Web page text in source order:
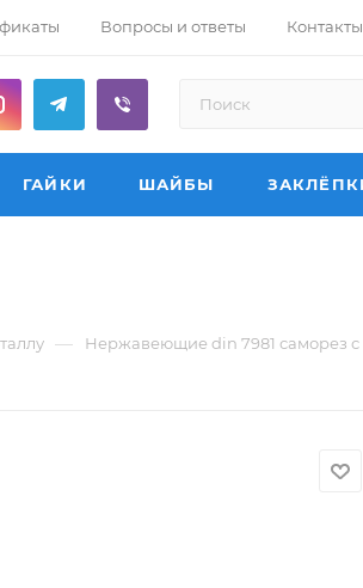
Вопросы и ответы Контакты
ГАЙКИ ШАЙБЫ
— Нержавеющие din 7981 саморез с